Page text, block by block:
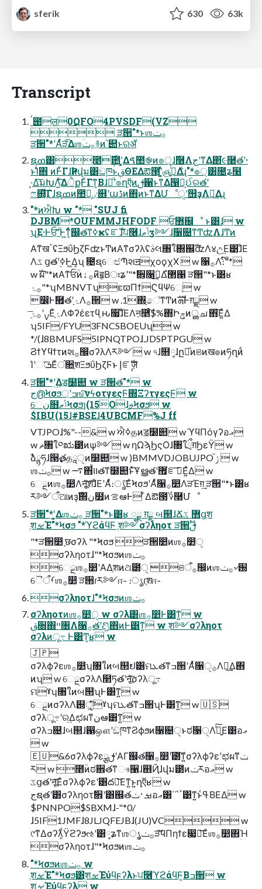
sferik
630 63k
Transcript
ࠤ౉ल࣏0QFO4PVSDF(VZ
 ੜ੒"*ͱஶ࡞ݖ
ੜ੒"*ʹΑͬͯੜ͡Δஶ࡞ݖؔ࿈ͷ՝୊ͱରॲ
ຊߘ͸೥݄࣌఺ʹ͓͚Δࠃ಺֎ͷ๏੍ɺٞ࿦ΛجʹͳΔ΂͘૯࿨తʹ·
ͱΊͨ΋ ͷͰ͋ΓɺҎ߱ͷվม͸ඞཁͱࢥΘΕΔఔ౓ʹ͓͍ͯஞ࣍ߦ͍ͬͯΔɻ"*๏੍͸೔ʑ໨
·͙Δ͘͠มԽΛ͍ͯ͠ΔੈքͰ͋Γͳ͕Βɺະͩʹ๏ղऍͷࢦ਑ͱͳΔ൑ྫ͕ઈରతʹ
ෆ଍͓ͯ͠Γɺຊߘͷ಺༰͕ٸ଎ʹաڈͷ΋ͷͱͳΔՄೳੑʹ஫ҙΛཁ͢Δɻ
"*ͷਐԽ w "* "SUJ fi
DJBM*OUFMMJHFODF ਓ޻஌ೳ ͱ͸ɺ w
ʮ͜Ε·Ͱਓؒʹ͔͠Ͱ͖ͳ͔ͬͨ஌తͳߦҝʢೝࣝɺਪ࿦ɺݴޠӡ༻ɺ૑଄ͳͲʣΛɺͲͷ
Α͏ͳखॱʢΞϧΰϦζϜʣͱͲͷΑ͏ͳσʔλʢࣄલ৘ใ΍஌ࣝʣΛ४උ͢Ε͹ɺͦΕ
Λػ ցతʹ࣮ߦͰ͖Δ͔ʯ ೔ຊେඦՊશॻχοϙχΧ  w ૑࡞Λ։࢝ͨ͠"*
w ࣝผ"*ͷΑ͏ͳਓؒͷ࡞ۀͷิॿ͔Βঃʑʹ"*ࣗ਎͕૑࡞͢Δํ޲΁ ੜ੒"*ͱ͸ʁ
࡞ۂ"*ʮMBNVTʯεϖΠϯϚϥΨେֶ w
෼Ͱࣗ཯తʹָۂΛ࡞੒ w .1΍ָේͳͲͷܗࣜͰग़ྗ w
ʮ5IF/FYU3FNCSBOEUʯ w
*/(ɺ8BMUFS5IPNQTPOɺ.JDSPTPGU w
Ϩϯϒϥϯτͷશ࡞඼σʔλΛར༻ w ৭ɺ໛༷ɺը෩ͦͷଞͷख๏ͷཧղͷͨ
Ίʹઃܭ͞Εͨਂ૚ֶशΞϧΰϦζϜͱ إೝٕࣝज़
ੜ੒"*ʹؔ͢Δॾ໰୊ w ੜ੒త"* w
ج൫Ϟσϧ্ʹߏஙͨ͠νϟοτγεςϜ΍ΞʔτγεςϜ w
େن໛ݴޠϞσϧɿ(15Oɺ֦ࢄϞσϧ w
$IBU(15ɺ#BSEɺ4UBCMF%J ff
VTJPOɺ%"--& w ਐߦதͷॾ໰୊ w ϓϥΠόγʔอޢ
w ޡ৘ใ༠ಋ౳ͷѱ༻ w ηΩϡϦςΟɺ৘ใྲྀग़ϦεΫ w
ࣾձྙཧɺ੓࣏తதཱੑͷ໰୊ w )BMMVDJOBUJPO ݬ֮  w
ஶ࡞ݖ w ࠷΋ࠜװతͳ໰୊ͱͯ͠Ұൠతʹ޿͘ೝࣝ͞Ε͍ͯΔ w
େྔͷஶ࡞෺Λऩूֶͯ͠श͠ɺͦΕʹΑͬͯ։ൃ͞ΕͨϞσϧʹΑͬͯ૑࡞෺ΛੜΈग़͢ ੜ੒"*ͱ͸ʁ
ར༻ऀଆͷҙࣝ΍ن໿ͷࡦఆͰ ͋Δఔ౓؇࿨Մೳ
ੜ੒"*ʹ͓͚Δஶ࡞ݖ ੜ੒"*ͱ͸ʁ ೖྗ ग़ྗ બ୒ɺՃ޻ ػցֶश
ֶशࡁΈ"*Ϟσϧ "*ϓϩάϥϜ ֶश༻σʔληοτ ੜ੒ࢦࣔ
"*ੜ੒෺ ֤छσʔλ "*Ϟσϧ ੜ੒෺ͷஶ࡞෺ੑ
σʔληοτɺ"*Ϟσϧͷஶ࡞ݖ
େྔஶ࡞෺ʹΑΔֶशͷଥ౰ੑ ଞऀ࡞඼ͷஶ࡞ݖ৵֐
ୈࡾऀஶ࡞෺ ੜ੒ɾར༻ஈ֊ ։ൃɾֶशஈ֊
σʔληοτɺ"*Ϟσϧͷஶ࡞ݖ
σʔληοτͷஶ࡞෺ੑ w σʔλ͸ஶ࡞෺Ͱ͸ͳ͍ w
ࢥ૝΍ײ৘Λ૑࡞తʹදݱͨ͠΋ͷͰ͸ͳ͍ w ֶश༻σʔληοτ
σʔλͷू߹ Ͱ͸Ͳ͏͔ʁ w
🇯🇵
σʔλϕʔεஶ࡞෺ʮ৘ใͷબ୒ຢ͸ମܥతͳߏ੒ʹΑͭͯ૑࡞ੑΛ༗͢Δ΋
ͷʯ w େྔσʔλΛ໢ཏతʹऩूͨ͠σʔλू߹
ମˠʮ৘ใͷબ୒ʯͰ͸ͳ͍ w
େྔͷσʔλΛ஝ੵ͚ͨͩ͠ˠʮମܥతͳߏ੒ʯͰ͸ͳ͍ w 🇺🇸
σʔλू߹ʹର͢Δಛผͳنఆ͸ͳ͍ w
σʔλߏ଄ɺબ୒ɺ഑ஔʹඞཁͳϨϕϧͷ૑଄ੑͱಠ૑ੑΛ͍ࣔͯ͠Ε͹อޢ
 w
🇪🇺&6σʔλϕʔεࢦྩʹΑΓ஌త૑࡞෺ʹ֘౰͠ͳ͍σʔλϕʔεʹಛผͳݖ
ར w ೥ؒͷಠ઎తͳෳ੡ɺ຋Ҋɺվม౳ͷݖརอޢ w
ػցతʹऩू͞Εͨσʔλϕʔεʹ͸ద༻͞Εͳ͍ͱ͍͏ղऍʁ w
جຊతʹ͸σʔληοτࣗ਎ʹ͸஌తࡒ࢈ݖอޢ͸΄΅ٴ͹ͳ͍ͱߟ͑ΒΕΔ w
$PNNPO$SBXMɺ-"*0/
ɺ5IF1JMFɺ8JLJQFEJBɺ(JU)VC w
୯ͳΔσʔλ͕ͩΫϩʔϧઌʹ͸༷ʑͳஶ࡞ݖ͕ൃੜ͠ϥΠηϯε෇༩͞Εͨஶ࡞෺΋ؚΉ
σʔληοτɺ"*Ϟσϧͷஶ࡞ݖ
"*Ϟσϧͷஶ࡞ݖ w
ֶशࡁΈ"*Ϟσϧ͸ֶशࡁΈύϥϝʔλͱਪ࿦ϓϩάϥϜ͔Βߏ੒ w
ֶशࡁΈύϥϝʔλ w